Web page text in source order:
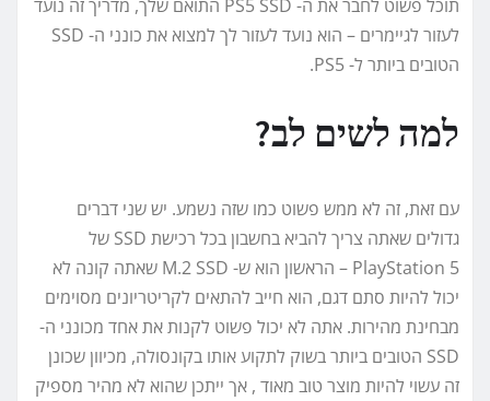
תוכל פשוט לחבר את ה- PS5 SSD התואם שלך, מדריך זה נועד
לעזור לגיימרים – הוא נועד לעזור לך למצוא את כונני ה- SSD
הטובים ביותר ל- PS5.
למה לשים לב?
עם זאת, זה לא ממש פשוט כמו שזה נשמע. יש שני דברים
גדולים שאתה צריך להביא בחשבון בכל רכישת SSD של
PlayStation 5 – הראשון הוא ש- M.2 SSD שאתה קונה לא
יכול להיות סתם דגם, הוא חייב להתאים לקריטריונים מסוימים
מבחינת מהירות. אתה לא יכול פשוט לקנות את אחד מכונני ה-
SSD הטובים ביותר בשוק לתקוע אותו בקונסולה, מכיוון שכונן
זה עשוי להיות מוצר טוב מאוד , אך ייתכן שהוא לא מהיר מספיק